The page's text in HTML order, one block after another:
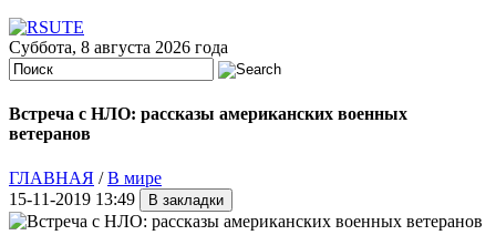
Суббота, 8 августа 2026 года
Встреча с НЛО: рассказы американских военных
ветеранов
ГЛАВНАЯ /В мире
15-11-2019 13:49